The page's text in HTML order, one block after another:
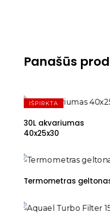
Panašūs
IŠPIRKTA
30L akvariumas
40x25x30
Termometras